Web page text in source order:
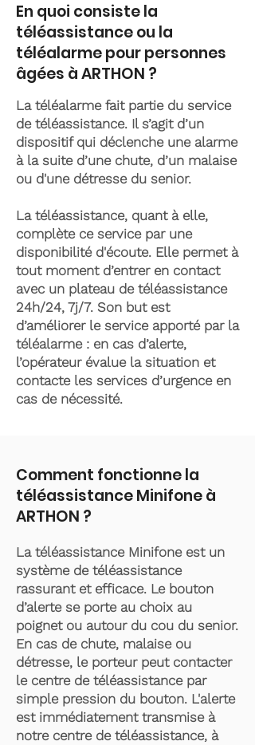
En quoi consiste la
téléassistance ou la
téléalarme pour personnes
âgées à ARTHON ?
La téléalarme fait partie du service
de téléassistance. Il s’agit d’un
dispositif qui déclenche une alarme
à la suite d’une chute, d’un malaise
ou d'une détresse du senior.
La téléassistance, quant à elle,
complète ce service par une
disponibilité d'écoute. Elle permet à
tout moment d’entrer en contact
avec un plateau de téléassistance
24h/24, 7j/7. Son but est
d’améliorer le service apporté par la
téléalarme : en cas d’alerte,
l’opérateur évalue la situation et
contacte les services d’urgence en
cas de nécessité.
Comment fonctionne la
téléassistance Minifone à
ARTHON ?
La téléassistance Minifone est un
système de téléassistance
rassurant et efficace. Le bouton
d’alerte se porte au choix au
poignet ou autour du cou du senior.
En cas de chute, malaise ou
détresse, le porteur peut contacter
le centre de téléassistance par
simple pression du bouton. L'alerte
est immédiatement transmise à
notre centre de téléassistance, à